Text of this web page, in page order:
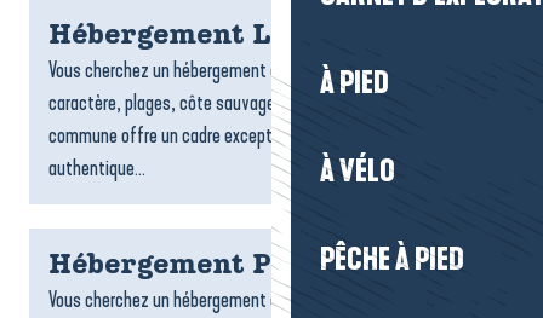
À PIED
À VÉLO
PÊCHE À PIED
Hébergement Le Croisic
Vous cherchez un hébergement au Croisic ? Entre port de
caractère, plages, côte sauvage et ruelles typiques, la
commune offre un cadre exceptionnel pour un séjour
authentique...
Hébergement Piriac-sur-Mer
Vous cherchez un hébergement à Piriac-sur-Mer ? Entre village